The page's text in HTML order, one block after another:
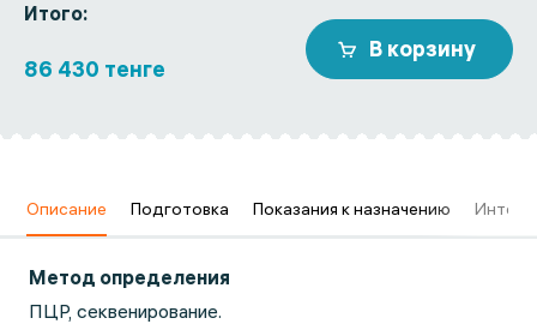
Итого:
86 430 тенге
В корзину
Описание Подготовка Показания к назначению
Метод определения
ПЦР, секвенирование.